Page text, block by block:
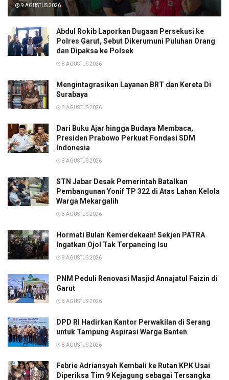
9 AGUSTUS 2026
Abdul Rokib Laporkan Dugaan Persekusi ke
Polres Garut, Sebut Dikerumuni Puluhan Orang
dan Dipaksa ke Polsek
8 AGUSTUS 2026
Mengintagrasikan Layanan BRT dan Kereta Di
Surabaya
8 AGUSTUS 2026
Dari Buku Ajar hingga Budaya Membaca,
Presiden Prabowo Perkuat Fondasi SDM
Indonesia
8 AGUSTUS 2026
STN Jabar Desak Pemerintah Batalkan
Pembangunan Yonif TP 322 di Atas Lahan Kelola
Warga Mekargalih
8 AGUSTUS 2026
Hormati Bulan Kemerdekaan! Sekjen PATRA
Ingatkan Ojol Tak Terpancing Isu
8 AGUSTUS 2026
PNM Peduli Renovasi Masjid Annajatul Faizin di
Garut
8 AGUSTUS 2026
DPD RI Hadirkan Kantor Perwakilan di Serang
untuk Tampung Aspirasi Warga Banten
8 AGUSTUS 2026
Febrie Adriansyah Kembali ke Rutan KPK Usai
Diperiksa Tim 9 Kejagung sebagai Tersangka